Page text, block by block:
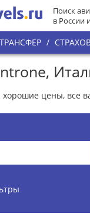
Поиск
в России
ТРАНСФЕР /
хорошие цены, все